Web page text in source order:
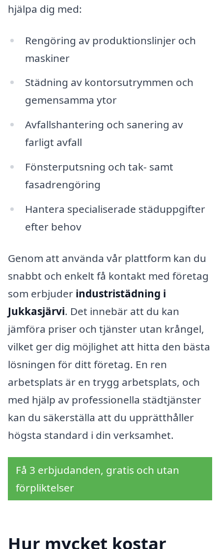
hjälpa dig med:
Rengöring av produktionslinjer och
maskiner
Städning av kontorsutrymmen och
gemensamma ytor
Avfallshantering och sanering av
farligt avfall
Fönsterputsning och tak- samt
fasadrengöring
Hantera specialiserade städuppgifter
efter behov
Genom att använda vår plattform kan du
snabbt och enkelt få kontakt med företag
som erbjuder industristädning i
Jukkasjärvi. Det innebär att du kan
jämföra priser och tjänster utan krångel,
vilket ger dig möjlighet att hitta den bästa
lösningen för ditt företag. En ren
arbetsplats är en trygg arbetsplats, och
med hjälp av professionella städtjänster
kan du säkerställa att du upprätthåller
högsta standard i din verksamhet.
Få 3 erbjudanden, gratis och utan
förpliktelser
Hur mycket kostar